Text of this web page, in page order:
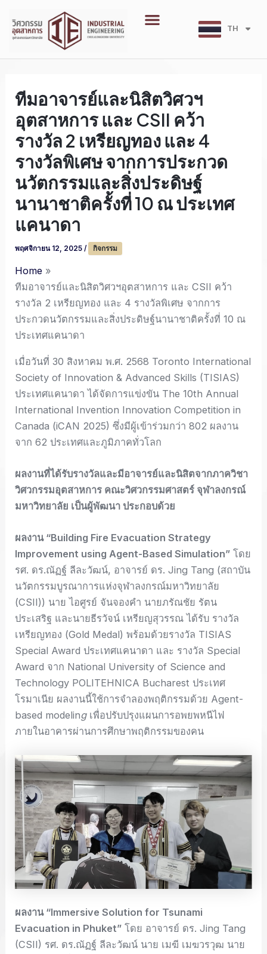
content
Menu
TH
EN
ทีมอาจารย์และนิสิตวิศวฯ
อุตสาหการ และ CSII คว้า
รางวัล 2 เหรียญทอง และ 4
รางวัลพิเศษ จากการประกวด
นวัตกรรมและสิ่งประดิษฐ์
นานาชาติครั้งที่ 10 ณ ประเทศ
แคนาดา
พฤศจิกายน 12, 2025/ กิจกรรม
Home
ทีมอาจารย์และนิสิตวิศวฯอุตสาหการ และ CSII คว้า
รางวัล 2 เหรียญทอง และ 4 รางวัลพิเศษ จากการ
ประกวดนวัตกรรมและสิ่งประดิษฐ์นานาชาติครั้งที่ 10 ณ
ประเทศแคนาดา
เมื่อวันที่ 30 สิงหาคม พ.ศ. 2568 Toronto International
Society of Innovation & Advanced Skills (TISIAS)
ประเทศแคนาดา ได้จัดการแข่งขัน The 10th Annual
International Invention Innovation Competition in
Canada (iCAN 2025) ซึ่งมีผู้เข้าร่วมกว่า 802 ผลงาน
จาก 62 ประเทศและภูมิภาคทั่วโลก
ผลงานที่ได้รับรางวัลและมีอาจารย์และนิสิตจากภาควิชา
วิศวกรรมอุตสาหการ คณะวิศวกรรมศาสตร์ จุฬาลงกรณ์
มหาวิทยาลัย เป็นผู้พัฒนา ประกอบด้วย
ผลงาน “Building Fire Evacuation Strategy
Improvement using Agent-Based Simulation” โดย
รศ. ดร.ณัฏฐ์ ลีละวัฒน์, อาจารย์ ดร. Jing Tang (สถาบัน
นวัตกรรมบูรณาการแห่งจุฬาลงกรณ์มหาวิทยาลัย
(CSII)) นาย ไอศูรย์ จันจองคํา นายภรัณชัย รัตน
ประเสริฐ และนายธีรวัจน์ เหรียญสุวรรณ ได้รับ รางวัล
เหรียญทอง (Gold Medal) พร้อมด้วยรางวัล TISIAS
Special Award ประเทศแคนาดา และ รางวัล Special
Award จาก National University of Science and
Technology POLITEHNICA Bucharest ประเทศ
โรมาเนีย ผลงานนี้ใช้การจำลองพฤติกรรมด้วย Agent-
based modelingเพื่อปรับปรุงแผนการอพยพหนีไฟ
ภายในอาคารผ่านการศึกษาพฤติกรรมของคน
ผลงาน “Immersive Solution for Tsunami
Evacuation in Phuket” โดย อาจารย์ ดร. Jing Tang
(CSII) รศ. ดร.ณัฏฐ์ ลีละวัฒน์ นาย เมฆี เมฆวรวุฒ นาย